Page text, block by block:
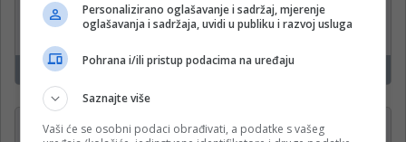
Krajina klas d.o.o.
Banja Luka
PROJEKTANT —
Personalizirano oglašavanje i sadržaj, mjerenje
oglašavanja i sadržaja, uvidi u publiku i razvoj usluga
Pohrana i/ili pristup podacima na uređaju
Saznajte više
Vaši će se osobni podaci obrađivati, a podatke s vašeg